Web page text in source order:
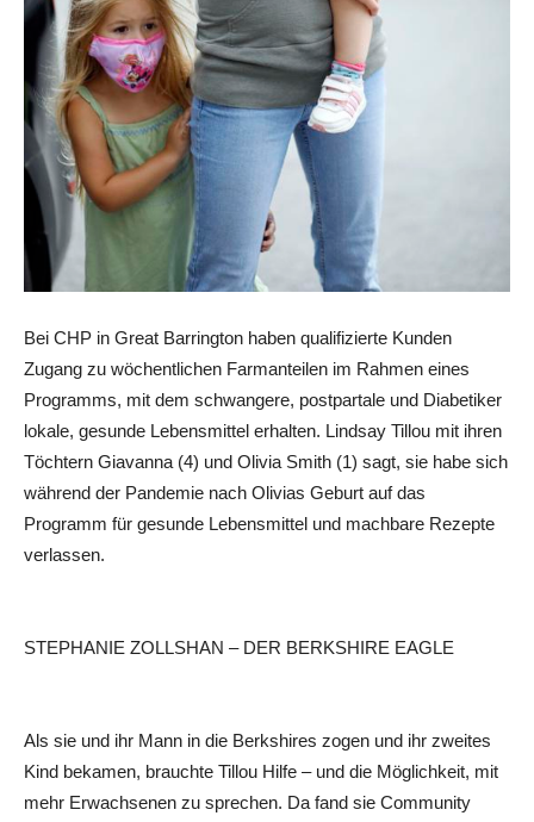
Bei CHP in Great Barrington haben qualifizierte Kunden
Zugang zu wöchentlichen Farmanteilen im Rahmen eines
Programms, mit dem schwangere, postpartale und Diabetiker
lokale, gesunde Lebensmittel erhalten. Lindsay Tillou mit ihren
Töchtern Giavanna (4) und Olivia Smith (1) sagt, sie habe sich
während der Pandemie nach Olivias Geburt auf das
Programm für gesunde Lebensmittel und machbare Rezepte
verlassen.
STEPHANIE ZOLLSHAN – DER BERKSHIRE EAGLE
Als sie und ihr Mann in die Berkshires zogen und ihr zweites
Kind bekamen, brauchte Tillou Hilfe – und die Möglichkeit, mit
mehr Erwachsenen zu sprechen. Da fand sie Community